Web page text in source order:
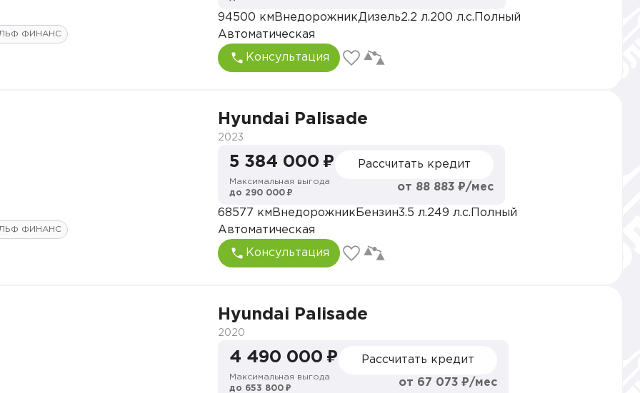
ФИНАНС
94500 км ВнедорожникДизель2.2 л.200 л.с. Полный
Автоматическая
Консультация
ФИНАНС
Hyundai Palisade
2023
5 384 000 ₽
Максимальная выгода
до 290 000 ₽
Рассчитать кредит
от 88 883 ₽/мес
68577 км Внедорожник Бензин3.5 л.249 л.с. Полный
Автоматическая
Консультация
Hyundai Palisade
2020
4 490 000 ₽
Максимальная выгода
до 653 800 ₽
Рассчитать кредит
от 67 073 ₽/мес